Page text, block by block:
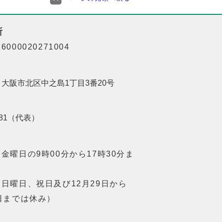
6000020271004
阪市北区中之島1丁目3番20号
（代表）
金曜日の9時00分から17時30分ま
日曜日、祝日及び12月29日から
では休み）